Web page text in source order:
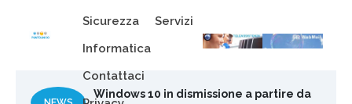
Sicurezza
Servizi
Informatica
Contattaci
Maggiore sicurezza informativa con la
Ottobre 2025